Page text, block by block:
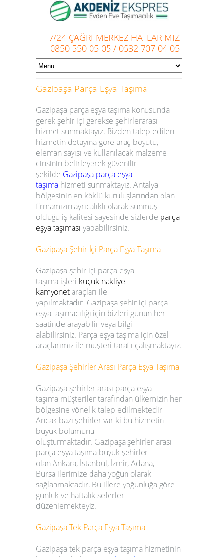
7/24 ÇAĞRI MERKEZ HATLARIMIZ
0850 550 05 05 / 0532 707 04 05
Gazipaşa Parça Eşya Taşıma
Gazipaşa parça eşya taşıma konusunda
gerek şehir içi gerekse şehirlerarası
hizmet sunmaktayız. Bizden talep edilen
hizmetin detayına göre araç boyutu,
eleman sayısı ve kullanılacak malzeme
cinsinin belirleyerek güvenilir
şekilde Gazipaşa parça eşya
taşıma hizmeti sunmaktayız. Antalya
bölgesinin en köklü kuruluşlarından olan
firmamızın ayrıcalıklı olarak sunmuş
olduğu iş kalitesi sayesinde sizlerde parça
eşya taşıması yapabilirsiniz.
Gazipaşa Şehir İçi Parça Eşya Taşıma
Gazipaşa şehir içi parça eşya
taşıma işleri küçük nakliye
kamyonetaraçları ile
yapılmaktadır. Gazipaşa şehir içi parça
eşya taşımacılığı için bizleri günün her
saatinde arayabilir veya bilgi
alabilirsiniz. Parça eşya taşıma için özel
araçlarımız ile müşteri taraflı çalışmaktayız.
Gazipaşa Şehirler Arası Parça Eşya Taşıma
Gazipaşa şehirler arası parça eşya
taşıma müşteriler tarafından ülkemizin her
bölgesine yönelik talep edilmektedir.
Ancak bazı şehirler var ki bu hizmetin
büyük bölümünü
oluşturmaktadır. Gazipaşa şehirler arası
parça eşya taşıma büyük şehirler
olan Ankara, İstanbul, İzmir, Adana,
Bursa ilerimize daha yoğun olarak
sağlanmaktadır. Bu illere yoğunluğa göre
günlük ve haftalık seferler
düzenlemekteyiz.
GazipaşaTek Parça Eşya Taşıma
Gazipaşa tek parça eşya taşıma hizmetinin